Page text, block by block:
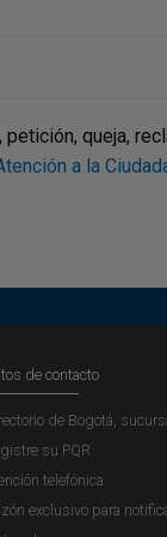
queja,
a la
de contacto
de Bogotá,
su PQR
telefónica
exclusivo para